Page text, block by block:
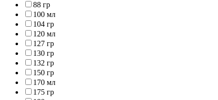
88 гр
100 мл
104 гр
120 мл
127 гр
130 гр
132 гр
150 гр
170 мл
175 гр